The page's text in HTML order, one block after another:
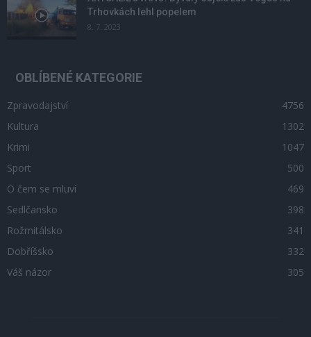
Trhovkách lehl popelem
8. 7. 2023
OBLÍBENÉ KATEGORIE
Zpravodajství
4756
Kultura
1302
Krimi
1047
Sport
500
O čem se mluví
469
Sedlčansko
398
Rožmitálsko
341
Dobříšsko
332
Váš názor
305